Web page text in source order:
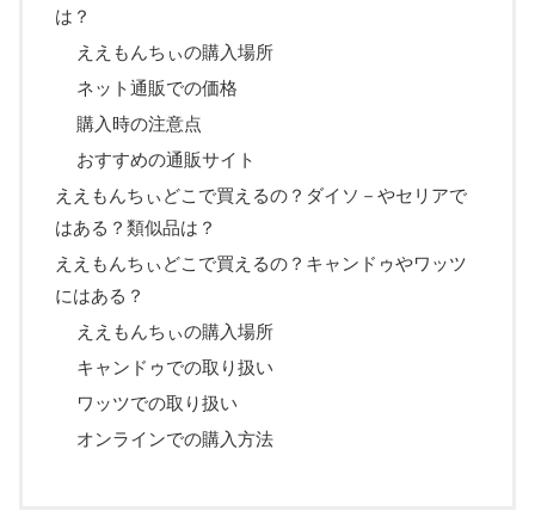
は？
ええもんちぃの購入場所
ネット通販での価格
購入時の注意点
おすすめの通販サイト
ええもんちぃどこで買えるの？ダイソ－やセリアで
はある？類似品は？
ええもんちぃどこで買えるの？キャンドゥやワッツ
にはある？
ええもんちぃの購入場所
キャンドゥでの取り扱い
ワッツでの取り扱い
オンラインでの購入方法